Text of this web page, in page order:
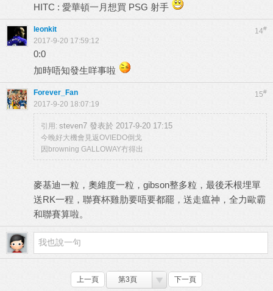
HITC : 愛華頓一月想買 PSG 射手
14#
leonkit
2017-9-20 17:59:12
0:0
加時唔知發生咩事啦
15#
Forever_Fan
2017-9-20 18:07:19
引用: steven7 發表於 2017-9-20 17:15
今晚好大機會見返OVIEDO倒戈
因browning GALLOWAY冇得出
麥基迪一粒，奧維度一粒，gibson整多粒，最後禾根埋單
送RK一程，聯賽杯雞肋要唔要都罷，送走瘟神，全力歐霸
和聯賽算啦。
上一頁 第3頁 下一頁